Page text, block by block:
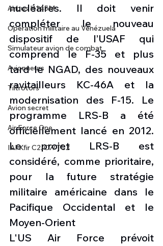
Airbus H145M
Opération militaire au Vénézuela
Simulateur avion de combat
Avionneurs
Tiltrotors
Avion secret
Air Force One
IAI Kfir C2/C7/TC2
nucléaires. Il doit venir
compléter le nouveau
dispositif de l’USAF qui
comprend le F-35 et plus
tard le NGAD, des nouveaux
ravitailleurs KC-46A et la
modernisation des F-15. Le
programme LRS-B a été
officiellement lancé en 2012.
Le projet LRS-B est
considéré, comme prioritaire,
pour la future stratégie
militaire américaine dans le
Pacifique Occidental et le
Moyen-Orient
L'US Air Force prévoit